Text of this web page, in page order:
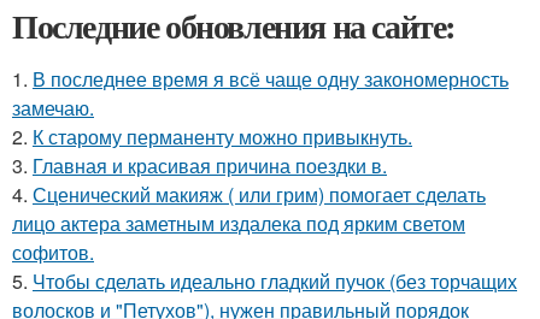
Последние обновления на сайте:
1. В последнее время я всё чаще одну закономерность
замечаю.
2. К старому перманенту можно привыкнуть.
3. Главная и красивая причина поездки в.
4. Сценический макияж ( или грим) помогает сделать
лицо актера заметным издалека под ярким светом
софитов.
5. Чтобы сделать идеально гладкий пучок (без торчащих
волосков и "Петухов"), нужен правильный порядок